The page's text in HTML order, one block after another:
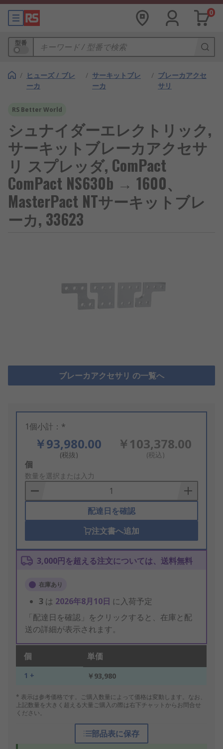
0
型番
/ ヒューズ / ブレ
ーカ
/ サーキットブレ
ーカ
/ ブレーカアクセ
サリ
RS Better World
シュナイダーエレクトリック,
サーキットブレーカアクセサ
リ スプレッダ, ComPact
ComPact NS630b → 1600、
MasterPact NTサーキットブレ
ーカ, 33623
ブレーカアクセサリ の一覧へ
1個小計：*
￥93,980.00
(税抜)
￥103,378.00
(税込)
Add
to
Basket
個
数量を選択または入力
配達日を確認
注文書へ追加
3,000円を超える注文については、送料無料
在庫あり
3 は 2026年8月10日 に入荷予定
「配達日を確認」をクリックすると、在庫と配
送の詳細が表示されます。
個 単価
1 + ￥93,980
* 表示は参考価格です。ご購入数量によって価格は変動します。なお、
上記数量を大きく超える大量ご購入の際は右下チャットからお問合せ
ください。
部品表に保存